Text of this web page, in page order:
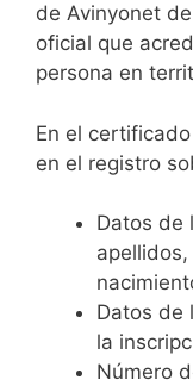
de Avinyonet
oficial que
persona en
En el
en el registro
Datos de
Datos de
la
Número